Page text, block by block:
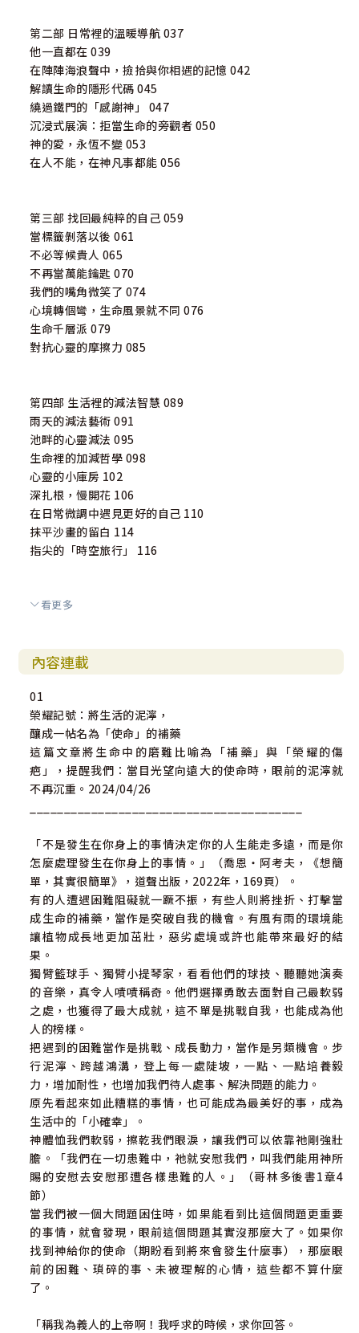
第二部 日常裡的溫暖導航 037
他一直都在 039
在陣陣海浪聲中，撿拾與你相遇的記憶 042
解讀生命的隱形代碼 045
繞過鐵門的「感謝神」 047
沉浸式展演：拒當生命的旁觀者 050
神的愛，永恆不變 053
在人不能，在神凡事都能 056
第三部 找回最純粹的自己 059
當標籤剝落以後 061
不必等候貴人 065
不再當萬能鑰匙 070
我們的嘴角微笑了 074
心境轉個彎，生命風景就不同 076
生命千層派 079
對抗心靈的摩擦力 085
第四部 生活裡的減法智慧 089
雨天的減法藝術 091
池畔的心靈減法 095
生命裡的加減哲學 098
心靈的小庫房 102
深扎根，慢開花 106
在日常微調中遇見更好的自己 110
抹平沙畫的留白 114
指尖的「時空旅行」 116
開口與收口間的溫暖 125
溫柔的留白 128
讓真心著陸的港口 130
門檻間的溫柔 133
寒風裡的掌心餘溫 135
急診室旁的黃布 138
別讓他人的壞，勾起了自己內心的惡 140
「不做不會，做了才對！」 147
夢想的重量與救贖的光 149
簡單的順服，不凡的召命：主要用你 153
謙卑的驢駒，和平的王 156
雙手空空的謝幕 159
不必想費力改變別人，而要柔軟自己的心 161
把人生一片片拼成圖 164
第七部 領受不變的平安 167
路燈下的心靈音樂會 / 天父的驚喜導航 169
感恩，讓我們重新看見擁有的幸福 174
靈魂的盪鞦韆 177
不必急著辯解 181
飛走的魚竿與留下的智慧 183
不必交換的禮物：一個關於平安的約定 186
生命重生計畫 190
聖誕感恩：從一粒種子，到一座心靈森林 195
附錄 天國君王的降臨與榮耀 199
看更多
內容連載
01
榮耀記號：將生活的泥濘，
釀成一帖名為「使命」的補藥
這篇文章將生命中的磨難比喻為「補藥」與「榮耀的傷
疤」，提醒我們：當目光望向遠大的使命時，眼前的泥濘就
不再沉重。2024/04/26
「不是發生在你身上的事情決定你的人生能走多遠，而是你
怎麼處理發生在你身上的事情。」（喬恩・阿考夫，《想簡
單，其實很簡單》，道聲出版，2022年，169頁）。
有的人遭遇困難阻礙就一蹶不振，有些人則將挫折、打擊當
成生命的補藥，當作是突破自我的機會。有風有雨的環境能
讓植物成長地更加茁壯，惡劣處境或許也能帶來最好的結
果。
獨臂籃球手、獨臂小提琴家，看看他們的球技、聽聽她演奏
的音樂，真令人嘖嘖稱奇。他們選擇勇敢去面對自己最軟弱
之處，也獲得了最大成就，這不單是挑戰自我，也能成為他
人的榜樣。
把遇到的困難當作是挑戰、成長動力，當作是另類機會。步
行泥濘、跨越鴻溝，登上每一處陡坡，一點、一點培養毅
力，增加耐性，也增加我們待人處事、解決問題的能力。
原先看起來如此糟糕的事情，也可能成為最美好的事，成為
生活中的「小確幸」。
神體恤我們軟弱，擦乾我們眼淚，讓我們可以依靠祂剛強壯
膽。「我們在一切患難中，祂就安慰我們，叫我們能用神所
賜的安慰去安慰那遭各樣患難的人。」（哥林多後書1章4
節）
當我們被一個大問題困住時，如果能看到比這個問題更重要
的事情，就會發現，眼前這個問題其實沒那麼大了。如果你
找到神給你的使命（期盼看到將來會發生什麼事），那麼眼
前的困難、瑣碎的事、未被理解的心情，這些都不算什麼
了。
「稱我為義人的上帝啊！我呼求的時候，求你回答。